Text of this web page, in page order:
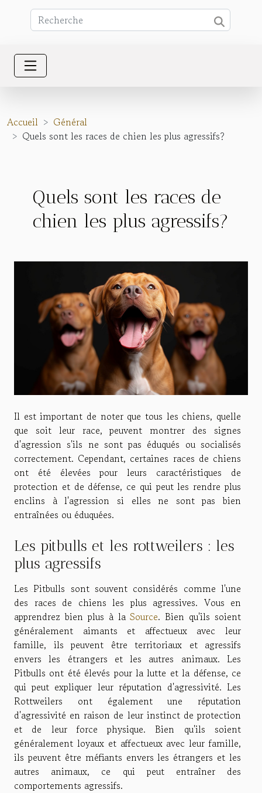
Accueil
Général
Quels sont les races de chien les plus agressifs?
Quels sont les races de
chien les plus agressifs?
Il est important de noter que tous les chiens, quelle
que soit leur race, peuvent montrer des signes
d'agression s'ils ne sont pas éduqués ou socialisés
correctement. Cependant, certaines races de chiens
ont été élevées pour leurs caractéristiques de
protection et de défense, ce qui peut les rendre plus
enclins à l'agression si elles ne sont pas bien
entraînées ou éduquées.
Les pitbulls et les rottweilers : les
plus agressifs
Les Pitbulls sont souvent considérés comme l'une
des races de chiens les plus agressives. Vous en
apprendrez bien plus à laSource. Bien qu'ils soient
généralement aimants et affectueux avec leur
famille, ils peuvent être territoriaux et agressifs
envers les étrangers et les autres animaux. Les
Pitbulls ont été élevés pour la lutte et la défense, ce
qui peut expliquer leur réputation d'agressivité. Les
Rottweilers ont également une réputation
d'agressivité en raison de leur instinct de protection
et de leur force physique. Bien qu'ils soient
généralement loyaux et affectueux avec leur famille,
ils peuvent être méfiants envers les étrangers et les
autres animaux, ce qui peut entraîner des
comportements agressifs.